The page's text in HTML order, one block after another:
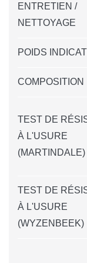
ENTRETIEN /
NETTOYAGE
POIDS
COMPOSITION
TEST DE
À L'USURE
(MARTINDALE)
TEST DE
À L'USURE
(WYZENBEEK)